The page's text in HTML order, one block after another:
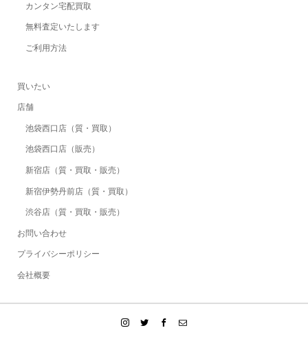
カンタン宅配買取
無料査定いたします
ご利用方法
買いたい
店舗
池袋西口店（質・買取）
池袋西口店（販売）
新宿店（質・買取・販売）
新宿伊勢丹前店（質・買取）
渋谷店（質・買取・販売）
お問い合わせ
プライバシーポリシー
会社概要